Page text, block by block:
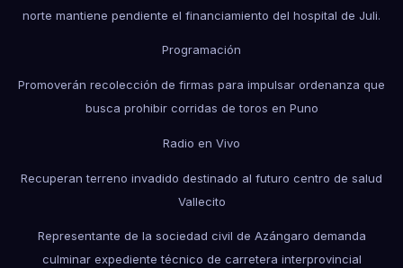
norte mantiene pendiente el financiamiento del hospital de Juli.
Programación
Promoverán recolección de firmas para impulsar ordenanza que
busca prohibir corridas de toros en Puno
Radio en Vivo
Recuperan terreno invadido destinado al futuro centro de salud
Vallecito
Representante de la sociedad civil de Azángaro demanda
culminar expediente técnico de carretera interprovincial